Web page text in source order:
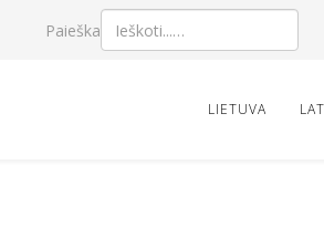
Paieška
LIETUVA